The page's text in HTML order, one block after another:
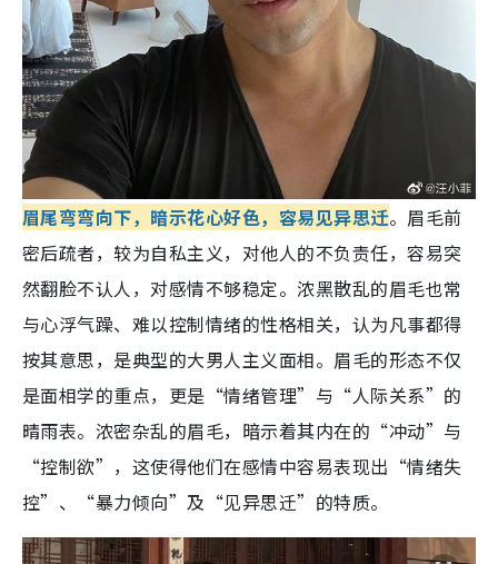
眉尾弯弯向下，暗示花心好色，容易见异思迁。眉毛前
密后疏者，较为自私主义，对他人的不负责任，容易突
然翻脸不认人，对感情不够稳定。浓黑散乱的眉毛也常
与心浮气躁、难以控制情绪的性格相关，认为凡事都得
按其意思，是典型的大男人主义面相。眉毛的形态不仅
是面相学的重点，更是“情绪管理”与“人际关系”的
晴雨表。浓密杂乱的眉毛，暗示着其内在的“冲动”与
“控制欲”，这使得他们在感情中容易表现出“情绪失
控”、“暴力倾向”及“见异思迁”的特质。